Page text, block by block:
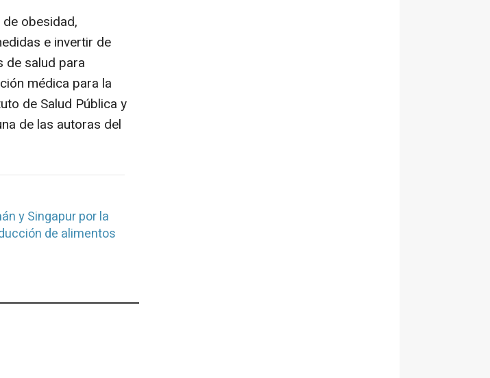
obesidad,
e invertir de
de salud para
médica para la
de Salud Pública y
de las autoras del
y Singapur por la
de alimentos